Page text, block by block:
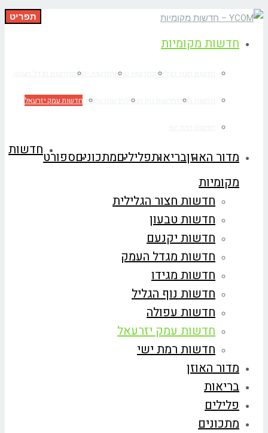
תפריט
חדשות מקומיות
חדשות חצור הגלילית חדשות טבעון חדשות יקנעם
חדשות מגידו חדשות נוף הגליל חדשות עפולה חדשות עמק יזרעאל
מדור האוזןבריאותפליליםמתכוניםספורטחדשות
מקומיות
חדשות חצור הגלילית
חדשות טבעון
חדשות יקנעם
חדשות מגדל העמק
חדשות מגידו
חדשות נוף הגליל
חדשות עפולה
חדשות עמק יזרעאל
חדשות רמת ישי
מדור האוזן
בריאות
פלילים
מתכונים